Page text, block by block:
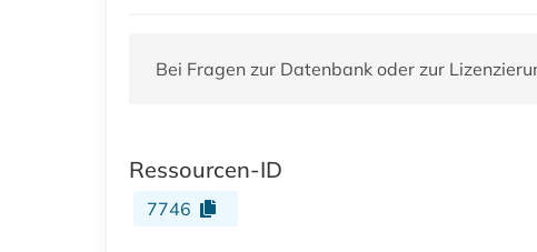
Bei Fragen zur Datenbank oder zur
Ressourcen-ID
7746